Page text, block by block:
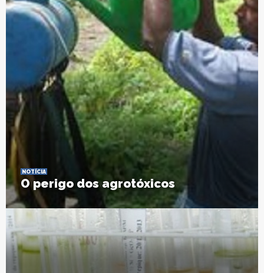
NOTÍCIA
O perigo dos agrotóxicos